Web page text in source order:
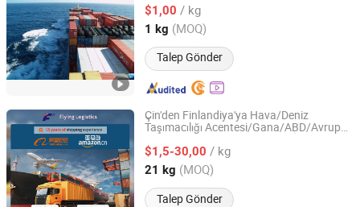
$1,00 / kg
1 kg (MOQ)
Talep Gönder
Guangdong, China Fiyat 2024
Çin'den Finlandiya'ya Hava/Deniz
Taşımacılığı Acentesi/Gana/ABD/Avrupa
$1,5-30,00 / kg
21 kg (MOQ)
Talep Gönder
SHENZHEN FLYING INTERNATIONAL FREIGHT
FORWARDER CO., LTD
Guangdong, China Fiyat 2021